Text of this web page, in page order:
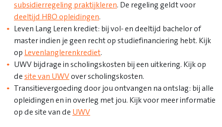
subsidierregeling praktijkleren. De regeling geldt voor
deeltijd HBO opleidingen.
Leven Lang Leren krediet: bij vol- en deeltijd bachelor of
master indien je geen recht op studiefinanciering hebt. Kijk
op Levenlanglerenkrediet.
UWV bijdrage in scholingskosten bij een uitkering. Kijk op
de site van UWVover scholingskosten.
Transitievergoeding door jou ontvangen na ontslag: bij alle
opleidingen en in overleg met jou. Kijk voor meer informatie
op de site van de UWV